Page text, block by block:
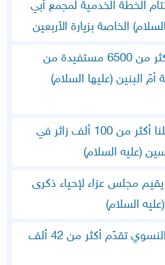
الخطة الخدمية لمجمع أبي
الخاصة بزيارة الأربعين
خلال زيارة الأربعين.. أكثر من 6500 مستفيدة من
أمّ البنين (عليها السلام)
متحف الكفيل: استقبلنا أكثر من 100 ألف زائر في
(عليه السلام)
مجلس عزاء لإحياء ذكرى
السلام)
شعبة التوجيه الديني النسوي تقدّم أكثر من 42 ألف